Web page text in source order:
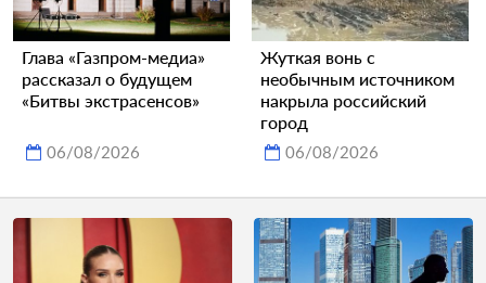
Глава «Газпром-медиа»
рассказал о будущем
«Битвы экстрасенсов»
06/08/2026
Жуткая вонь с
необычным источником
накрыла российский
город
06/08/2026